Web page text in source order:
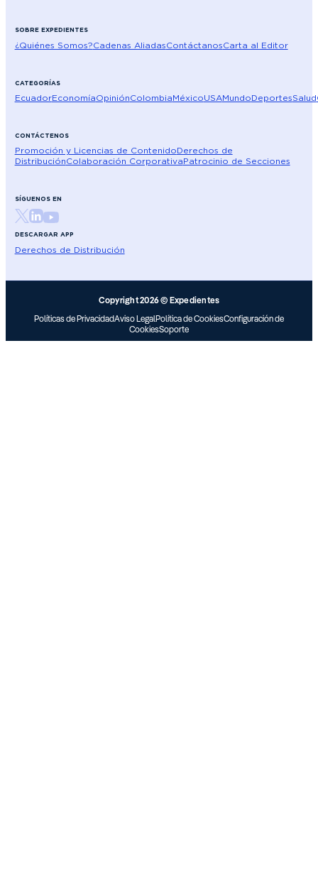
SOBRE EXPEDIENTES
¿Quiénes Somos?Cadenas AliadasContáctanosCarta al Editor
CATEGORÍAS
EcuadorEconomíaOpiniónColombiaMéxicoUSAMundoDeportesSalud
CONTÁCTENOS
Promoción y Licencias de ContenidoDerechos de
DistribuciónColaboración CorporativaPatrocinio de Secciones
SÍGUENOS EN
DESCARGAR APP
Derechos de Distribución
Copyright 2026 © Expedientes
Políticas de PrivacidadAviso LegalPolítica de CookiesConfiguración de
CookiesSoporte